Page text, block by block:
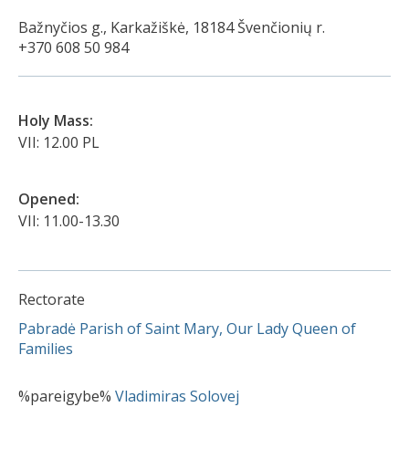
Bažnyčios g., Karkažiškė, 18184 Švenčionių r.
+370 608 50 984
Holy Mass:
VII: 12.00 PL
Opened:
VII: 11.00-13.30
Rectorate
Pabradė Parish of Saint Mary, Our Lady Queen of
Families
%pareigybe% Vladimiras Solovej